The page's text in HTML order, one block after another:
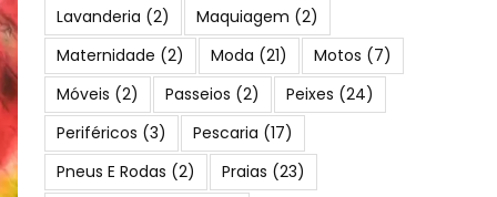
Lavanderia (2) Maquiagem (2)
Maternidade (2) Moda (21) Motos (7)
Móveis (2) Passeios (2) Peixes (24)
Periféricos (3) Pescaria (17)
Pneus E Rodas (2) Praias (23)